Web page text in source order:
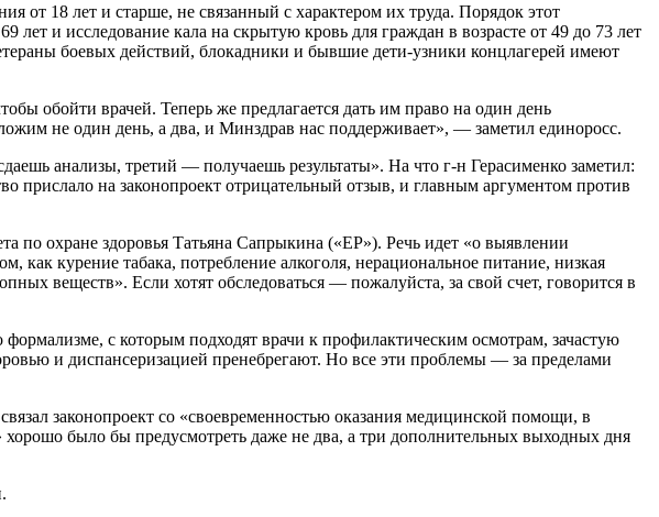
от 18 лет и старше, не связанный с характером их труда. Порядок этот
и исследование кала на скрытую кровь для граждан в возрасте от 49 до 73 лет
боевых действий, блокадники и бывшие дети-узники концлагерей имеют
обойти врачей. Теперь же предлагается дать им право на один день
не один день, а два, и Минздрав нас поддерживает», — заметил единоросс.
анализы, третий — получаешь результаты». На что г-н Герасименко заметил:
прислало на законопроект отрицательный отзыв, и главным аргументом против
по охране здоровья Татьяна Сапрыкина («ЕР»). Речь идет «о выявлении
как курение табака, потребление алкоголя, нерациональное питание, низкая
веществ». Если хотят обследоваться — пожалуйста, за свой счет, говорится в
с которым подходят врачи к профилактическим осмотрам, зачастую
и диспансеризацией пренебрегают. Но все эти проблемы — за пределами
законопроект со «своевременностью оказания медицинской помощи, в
было бы предусмотреть даже не два, а три дополнительных выходных дня